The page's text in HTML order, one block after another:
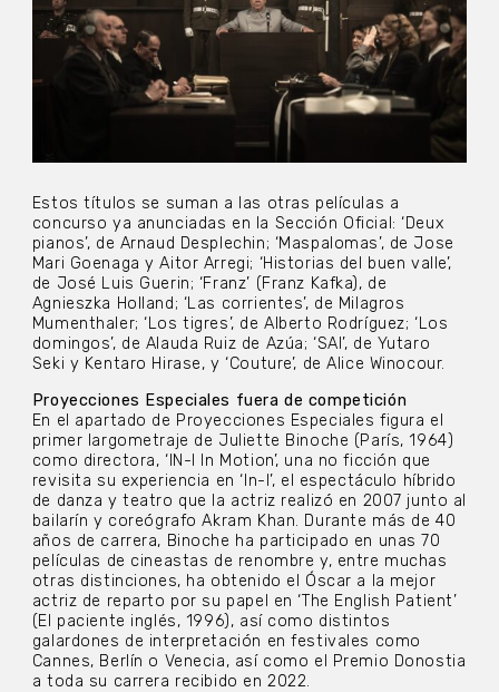
Estos títulos se suman a las otras películas a
concurso ya anunciadas en la Sección Oficial: ‘Deux
pianos’, de Arnaud Desplechin; ‘Maspalomas’, de Jose
Mari Goenaga y Aitor Arregi; ‘Historias del buen valle’,
de José Luis Guerin; ‘Franz’ (Franz Kafka), de
Agnieszka Holland; ‘Las corrientes’, de Milagros
Mumenthaler; ‘Los tigres’, de Alberto Rodríguez; ‘Los
domingos’, de Alauda Ruiz de Azúa; ‘SAI’, de Yutaro
Seki y Kentaro Hirase, y ‘Couture’, de Alice Winocour.
Proyecciones Especiales fuera de competición
En el apartado de Proyecciones Especiales figura el
primer largometraje de Juliette Binoche (París, 1964)
como directora, ‘IN-I In Motion’, una no ficción que
revisita su experiencia en ‘In-I’, el espectáculo híbrido
de danza y teatro que la actriz realizó en 2007 junto al
bailarín y coreógrafo Akram Khan. Durante más de 40
años de carrera, Binoche ha participado en unas 70
películas de cineastas de renombre y, entre muchas
otras distinciones, ha obtenido el Óscar a la mejor
actriz de reparto por su papel en ‘The English Patient’
(El paciente inglés, 1996), así como distintos
galardones de interpretación en festivales como
Cannes, Berlín o Venecia, así como el Premio Donostia
a toda su carrera recibido en 2022.